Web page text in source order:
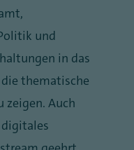
und
in das
thematische
Auch
digitales